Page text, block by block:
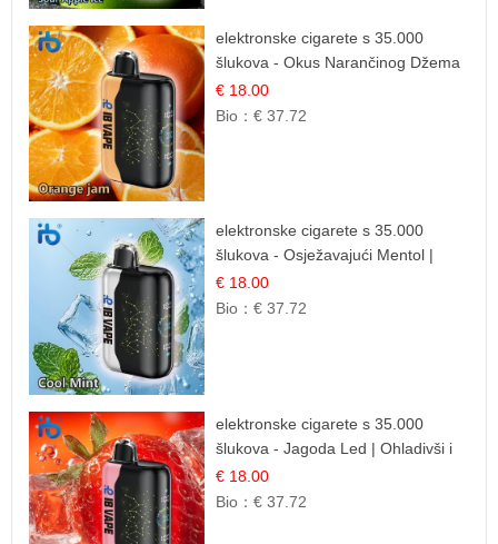
elektronske cigarete s 35.000
šlukova - Okus Narančinog Džema
| Dugotrajno Iskustvo
€ 18.00
Bio：€ 37.72
elektronske cigarete s 35.000
šlukova - Osježavajući Mentol |
Čista i Svježa Okus
€ 18.00
Bio：€ 37.72
elektronske cigarete s 35.000
šlukova - Jagoda Led | Ohladivši i
Osježavajući Okus
€ 18.00
Bio：€ 37.72